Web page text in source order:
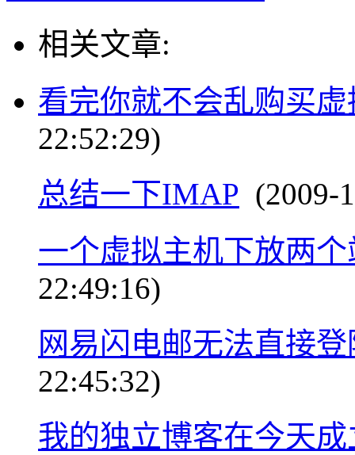
相关文章:
看完你就不会乱购买
22:52:29)
总结一下IMAP (2009-
一个虚拟主机下放两
22:49:16)
网易闪电邮无法直接
22:45:32)
我的独立博客在今天成